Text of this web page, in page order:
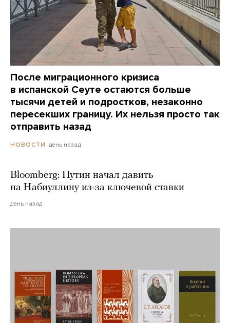
После миграционного кризиса
в испанской Сеуте остаются больше
тысячи детей и подростков, незаконно
пересекших границу. Их нельзя просто так
отправить назад
НОВОСТИ день назад
Bloomberg: Путин начал давить
на Набиуллину из-за ключевой ставки
день назад